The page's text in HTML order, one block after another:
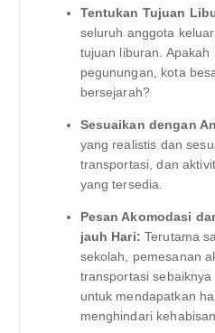
Tentukan Tujuan
seluruh anggota
tujuan liburan. Apakah
pegunungan, kota
bersejarah?
Sesuaikan dengan
yang realistis dan
transportasi, dan
yang tersedia.
Pesan Akomodasi
jauh Hari: Terutama
sekolah, pemesanan
transportasi
untuk mendapatkan
menghindari